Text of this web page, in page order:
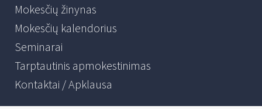
Mokesčių žinynas
Mokesčių kalendorius
Seminarai
Tarptautinis apmokestinimas
Kontaktai / Apklausa